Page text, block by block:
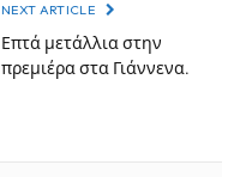
NEXT ARTICLE
Επτά μετάλλια στην
πρεμιέρα στα Γιάννενα.